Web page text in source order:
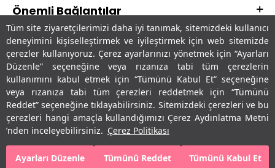
Tüm site ziyaretçilerimizi daha iyi tanımak, sitemizdeki kullanıcı
deneyimini kişiselleştirmek ve iyileştirmek için web sitemizde
çerezler kullanıyoruz. Çerez ayarlarınızı yönetmek için “Ayarları
Düzenle” seçeneğine veya rızanıza tabi tüm çerezlerin
kullanımını kabul etmek için “Tümünü Kabul Et” seçeneğine
veya rızanıza tabi tüm çerezleri reddetmek için “Tümünü
Reddet” seçeneğine tıklayabilirsiniz. Sitemizdeki çerezleri ve bu
çerezleri hangi amaçla kullandığımızı Çerez Aydınlatma Metni
’nden inceleyebilirsiniz. Çerez Politikası
Ayarları Düzenle Tümünü Reddet Tümünü Kabul Et
SEPETE EKLE HEMEN AL
Önemli Bağlantılar
Adres & İletişim
Uygulamalarımız